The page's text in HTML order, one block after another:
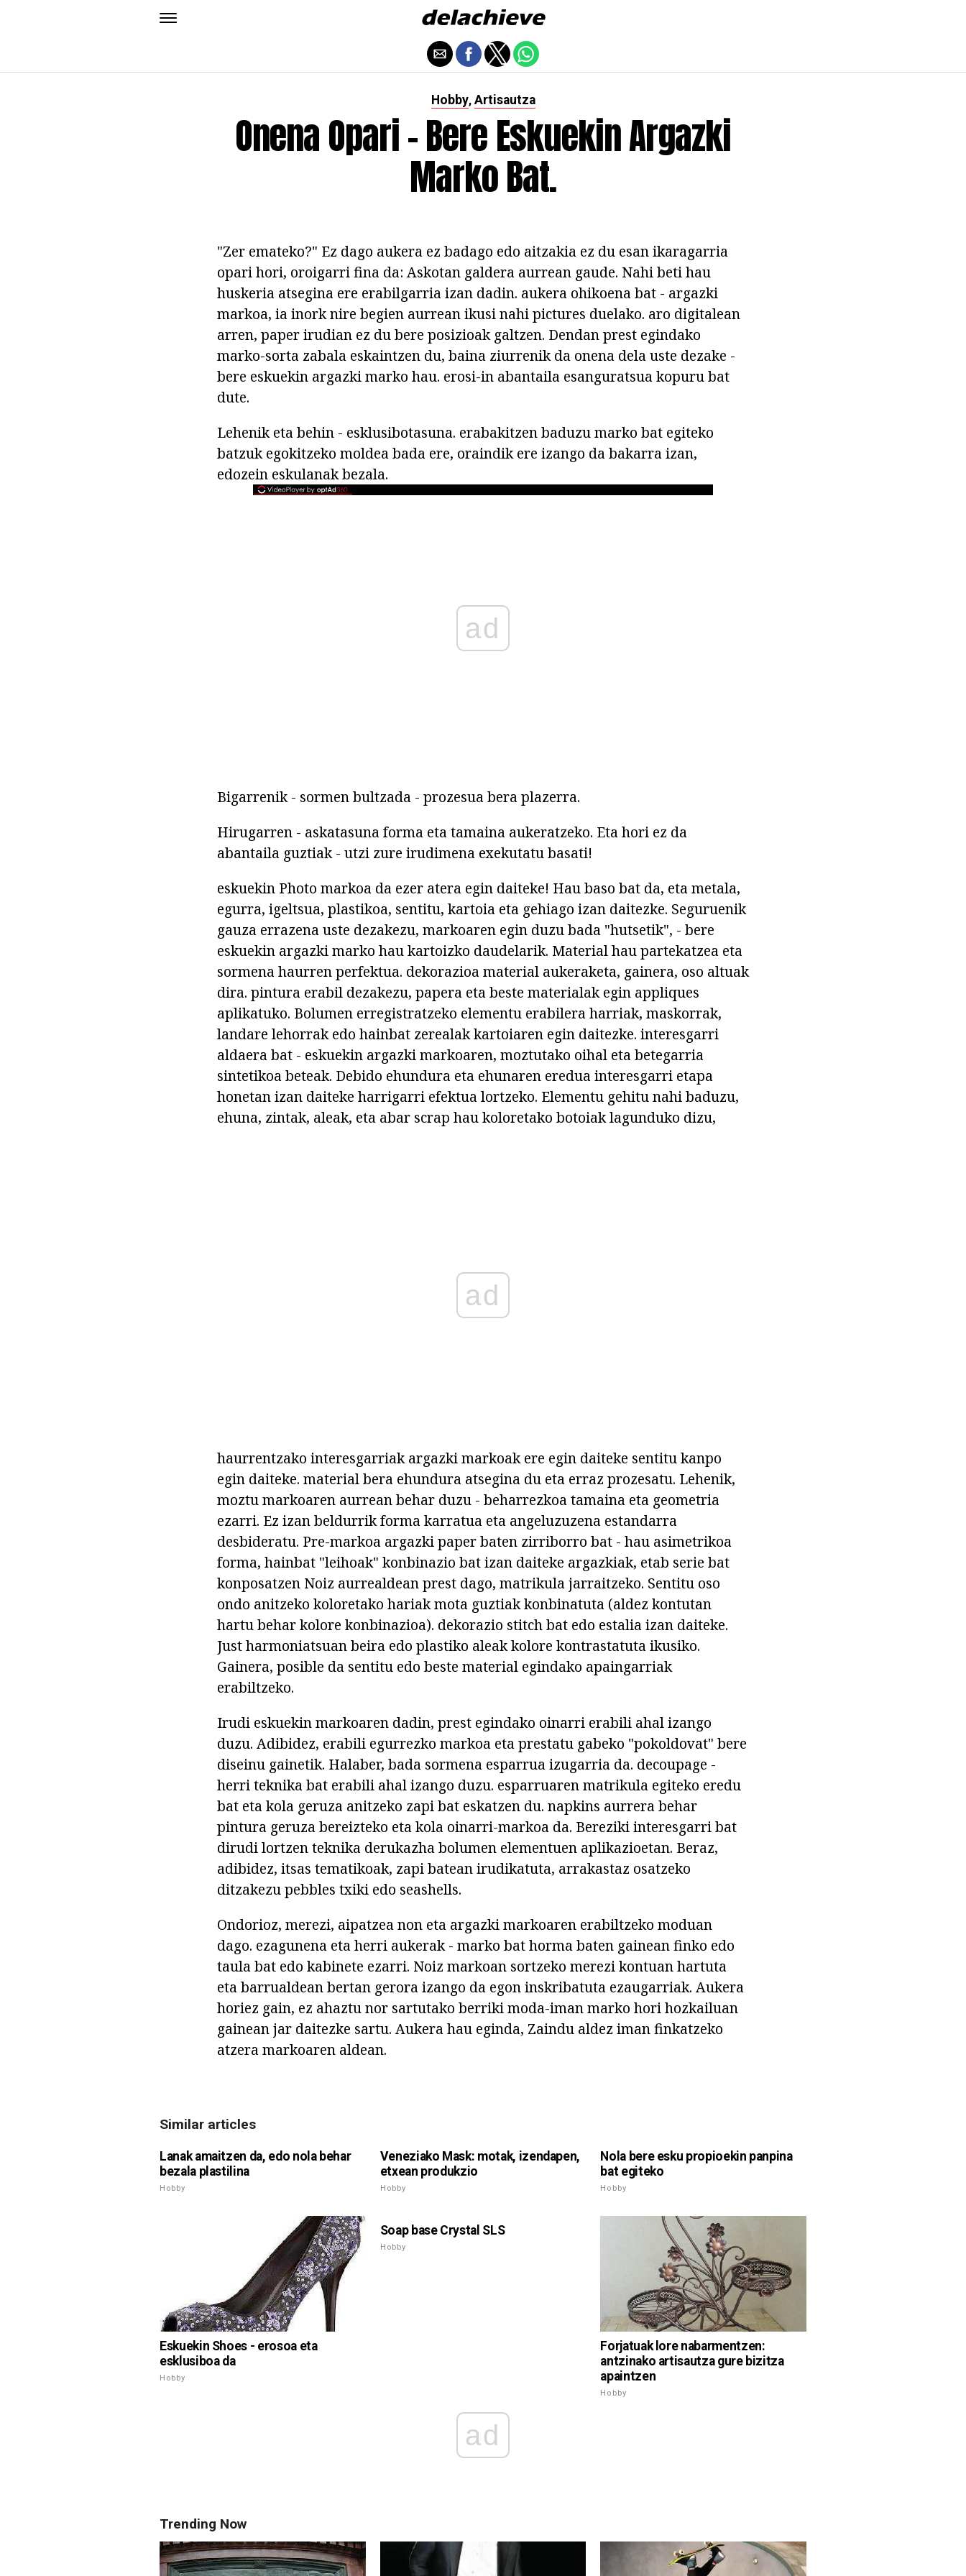
Hobby, Artisautza
Onena Opari - Bere Eskuekin Argazki
Marko Bat.
"Zer emateko?" Ez dago aukera ez badago edo aitzakia ez du esan ikaragarria
opari hori, oroigarri fina da: Askotan galdera aurrean gaude. Nahi beti hau
huskeria atsegina ere erabilgarria izan dadin. aukera ohikoena bat - argazki
markoa, ia inork nire begien aurrean ikusi nahi pictures duelako. aro digitalean
arren, paper irudian ez du bere posizioak galtzen. Dendan prest egindako
marko-sorta zabala eskaintzen du, baina ziurrenik da onena dela uste dezake -
bere eskuekin argazki marko hau. erosi-in abantaila esanguratsua kopuru bat
dute.
Lehenik eta behin - esklusibotasuna. erabakitzen baduzu marko bat egiteko
batzuk egokitzeko moldea bada ere, oraindik ere izango da bakarra izan,
edozein eskulanak bezala.
ad
Bigarrenik - sormen bultzada - prozesua bera plazerra.
Hirugarren - askatasuna forma eta tamaina aukeratzeko. Eta hori ez da
abantaila guztiak - utzi zure irudimena exekutatu basati!
eskuekin Photo markoa da ezer atera egin daiteke! Hau baso bat da, eta metala,
egurra, igeltsua, plastikoa, sentitu, kartoia eta gehiago izan daitezke. Seguruenik
gauza errazena uste dezakezu, markoaren egin duzu bada "hutsetik", - bere
eskuekin argazki marko hau kartoizko daudelarik. Material hau partekatzea eta
sormena haurren perfektua. dekorazioa material aukeraketa, gainera, oso altuak
dira. pintura erabil dezakezu, papera eta beste materialak egin appliques
aplikatuko. Bolumen erregistratzeko elementu erabilera harriak, maskorrak,
landare lehorrak edo hainbat zerealak kartoiaren egin daitezke. interesgarri
aldaera bat - eskuekin argazki markoaren, moztutako oihal eta betegarria
sintetikoa beteak. Debido ehundura eta ehunaren eredua interesgarri etapa
honetan izan daiteke harrigarri efektua lortzeko. Elementu gehitu nahi baduzu,
ehuna, zintak, aleak, eta abar scrap hau koloretako botoiak lagunduko dizu,
ad
haurrentzako interesgarriak argazki markoak ere egin daiteke sentitu kanpo
egin daiteke. material bera ehundura atsegina du eta erraz prozesatu. Lehenik,
moztu markoaren aurrean behar duzu - beharrezkoa tamaina eta geometria
ezarri. Ez izan beldurrik forma karratua eta angeluzuzena estandarra
desbideratu. Pre-markoa argazki paper baten zirriborro bat - hau asimetrikoa
forma, hainbat "leihoak" konbinazio bat izan daiteke argazkiak, etab serie bat
konposatzen Noiz aurrealdean prest dago, matrikula jarraitzeko. Sentitu oso
ondo anitzeko koloretako hariak mota guztiak konbinatuta (aldez kontutan
hartu behar kolore konbinazioa). dekorazio stitch bat edo estalia izan daiteke.
Just harmoniatsuan beira edo plastiko aleak kolore kontrastatuta ikusiko.
Gainera, posible da sentitu edo beste material egindako apaingarriak
erabiltzeko.
Irudi eskuekin markoaren dadin, prest egindako oinarri erabili ahal izango
duzu. Adibidez, erabili egurrezko markoa eta prestatu gabeko "pokoldovat" bere
diseinu gainetik. Halaber, bada sormena esparrua izugarria da. decoupage -
herri teknika bat erabili ahal izango duzu. esparruaren matrikula egiteko eredu
bat eta kola geruza anitzeko zapi bat eskatzen du. napkins aurrera behar
pintura geruza bereizteko eta kola oinarri-markoa da. Bereziki interesgarri bat
dirudi lortzen teknika derukazha bolumen elementuen aplikazioetan. Beraz,
adibidez, itsas tematikoak, zapi batean irudikatuta, arrakastaz osatzeko
ditzakezu pebbles txiki edo seashells.
Ondorioz, merezi, aipatzea non eta argazki markoaren erabiltzeko moduan
dago. ezagunena eta herri aukerak - marko bat horma baten gainean finko edo
taula bat edo kabinete ezarri. Noiz markoan sortzeko merezi kontuan hartuta
eta barrualdean bertan gerora izango da egon inskribatuta ezaugarriak. Aukera
horiez gain, ez ahaztu nor sartutako berriki moda-iman marko hori hozkailuan
gainean jar daitezke sartu. Aukera hau eginda, Zaindu aldez iman finkatzeko
atzera markoaren aldean.
Similar articles
Lanak amaitzen da, edo nola behar
bezala plastilina
Hobby
Veneziako Mask: motak, izendapen,
etxean produkzio
Hobby
Nola bere esku propioekin panpina
bat egiteko
Hobby
Eskuekin Shoes - erosoa eta
esklusiboa da
Hobby
Soap base Crystal SLS
Hobby
Forjatuak lore nabarmentzen:
antzinako artisautza gure bizitza
apaintzen
Hobby
ad
Trending Now